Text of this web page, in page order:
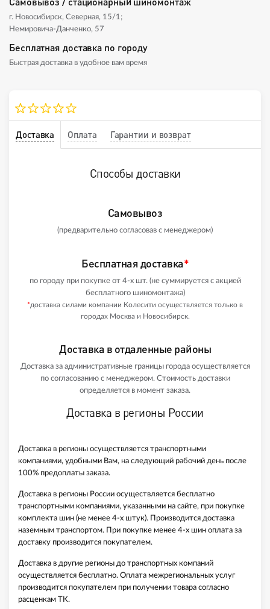
г. Новосибирск, Северная, 15/1;
Немировича-Данченко, 57
Бесплатная доставка по городу
Быстрая доставка в удобное вам время
Доставка Оплата Гарантии и возврат
Способы доставки
Самовывоз
(предварительно согласовав с менеджером)
Бесплатная доставка*
по городу при покупке от 4-х шт. (не суммируется с акцией
бесплатного шиномонтажа)
*доставка силами компании Колесити осуществляется только в
городах Москва и Новосибирск.
Доставка в отдаленные районы
Доставка за административные границы города осуществляется
по согласованию с менеджером. Стоимость доставки
определяется в момент заказа.
Доставка в регионы России
Доставка в регионы осуществляется транспортными
компаниями, удобными Вам, на следующий рабочий день после
100% предоплаты заказа.
Доставка в регионы России осуществляется бесплатно
транспортными компаниями, указанными на сайте, при покупке
комплекта шин (не менее 4-х штук). Производится доставка
наземным транспортом. При покупке менее 4-х шин оплата за
доставку производится покупателем.
Доставка в другие регионы до транспортных компаний
осуществляется бесплатно. Оплата межрегиональных услуг
производится покупателем при получении товара согласно
расценкам ТК.